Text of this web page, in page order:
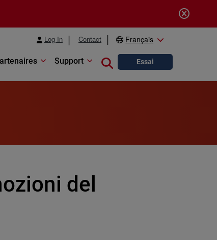
Log In Contact Français
Support Close search
Essai
del